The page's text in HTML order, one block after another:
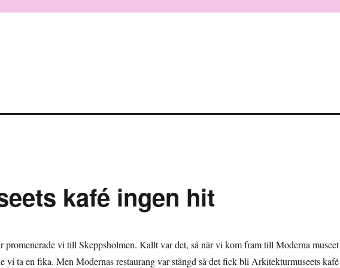
kafé ingen hit
promenerade vi till Skeppsholmen. Kallt var det, så när vi kom fram till Moderna museet
vi ta en fika. Men Modernas restaurang var stängd så det fick bli Arkitekturmuseets kafé